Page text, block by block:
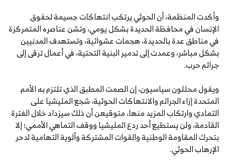
وأكدت المنظمة، أن الحوثي يرتكب انتهاكات جسيمة لحقوق
الإنسان في محافظة الحديدة بشكل يومي، وتشن عناصره المتمركزة
في مناطق عدة بالحديدة، هجمات عشوائية، وتستهدف المدنيين
بشكل مباشر، وعمدت إلى تدمير البنية التحتية، في أعمال ترقى إلى
جرائم حرب.
ويقول محللون سياسيون، إن الصمت المطبق الذي تلتزم به الأمم
المتحدة إزاء الجرائم والانتهاكات الحوثية، شجع المليشيا على
التمادي وارتكاب المزيد منها، متوقيعن أن ذلك سيزداد خلال الفترة
القادمة، ولن يستطيع أحد ردع المليشيا ووقف التماهي الأممي؛ إلا
بتحرك المقاومة الوطنية والقوات المشتركة وألوية التهامية لدحر
الإرهاب الحوثي.